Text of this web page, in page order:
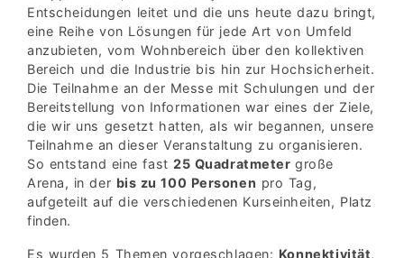
Entscheidungen leitet und die uns heute dazu bringt,
eine Reihe von Lösungen für jede Art von Umfeld
anzubieten, vom Wohnbereich über den kollektiven
Bereich und die Industrie bis hin zur Hochsicherheit.
Die Teilnahme an der Messe mit Schulungen und der
Bereitstellung von Informationen war eines der Ziele,
die wir uns gesetzt hatten, als wir begannen, unsere
Teilnahme an dieser Veranstaltung zu organisieren.
So entstand eine fast25 Quadratmetergroße
Arena, in der bis zu 100 Personen pro Tag,
aufgeteilt auf die verschiedenen Kurseinheiten, Platz
finden.
Es wurden 5 Themen vorgeschlagen: Konnektivität,